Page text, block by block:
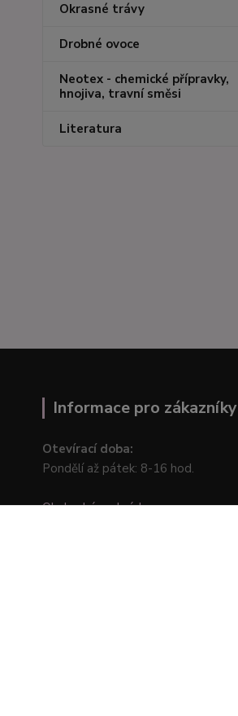
Okrasné trávy
Drobné ovoce
Neotex - chemické přípravky,
hnojiva, travní směsi
Literatura
Informace pro zákazníky
Otevírací doba:
Pondělí až pátek: 8-16 hod.
Obchodní podmínky